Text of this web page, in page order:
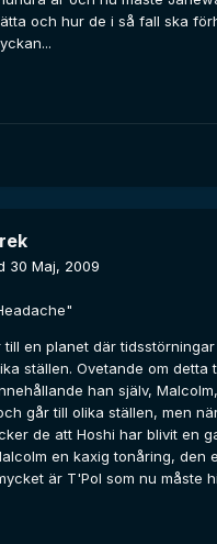
och hur de i så fall ska
30 Maj, 2009
till en planet där
ställen. Ovetande om detta
han själv,
går till olika ställen, men
de att Hoshi har blivit en
en kaxig tonåring, den
är T'Pol som nu måste